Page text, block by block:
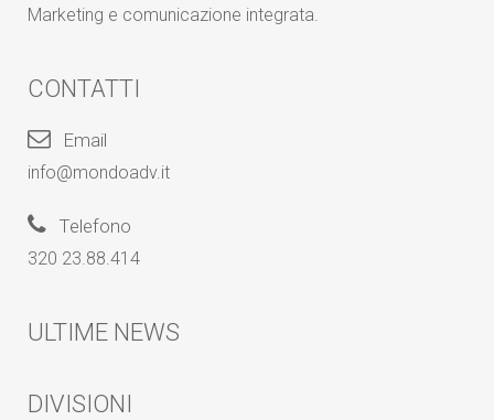
Marketing e comunicazione integrata.
CONTATTI
Email
info@mondoadv.it
Telefono
320 23.88.414
ULTIME NEWS
DIVISIONI